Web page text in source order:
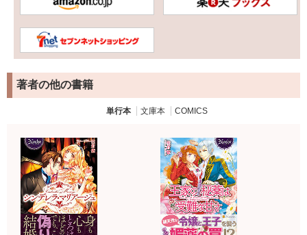
著者の他の書籍
単行本 文庫本 COMICS